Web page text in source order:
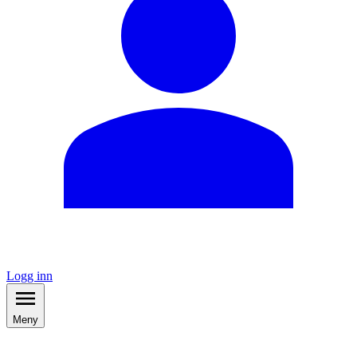
Logg inn
Meny